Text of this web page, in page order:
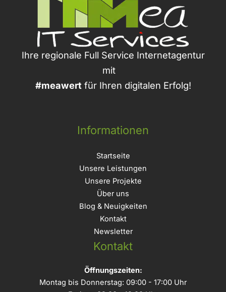
Ihre regionale Full Service Internetagentur
mit
#meawert für Ihren digitalen Erfolg!
Informationen
Startseite
Unsere Leistungen
Unsere Projekte
Über uns
Blog & Neuigkeiten
Kontakt
Newsletter
Kontakt
Öffnungszeiten:
Montag bis Donnerstag: 09:00 - 17:00 Uhr